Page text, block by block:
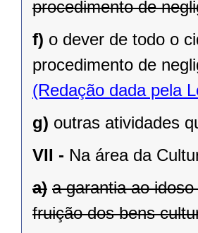
procedimento de
f) o dever de todo o
procedimento de
(Redação dada pela
g) outras atividades
VII - Na área da
a) a garantia ao
fruição dos bens